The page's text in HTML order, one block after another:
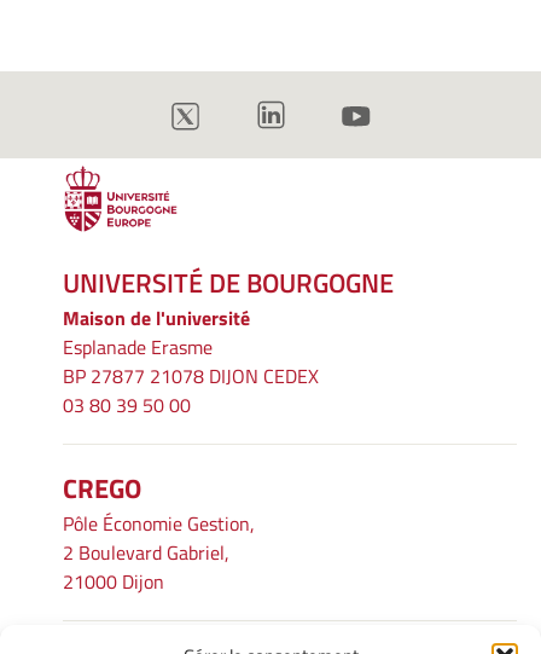
UNIVERSITÉ DE BOURGOGNE
Maison de l'université
Esplanade Erasme
BP 27877 21078 DIJON CEDEX
03 80 39 50 00
CREGO
Pôle Économie Gestion,
2 Boulevard Gabriel,
21000 Dijon